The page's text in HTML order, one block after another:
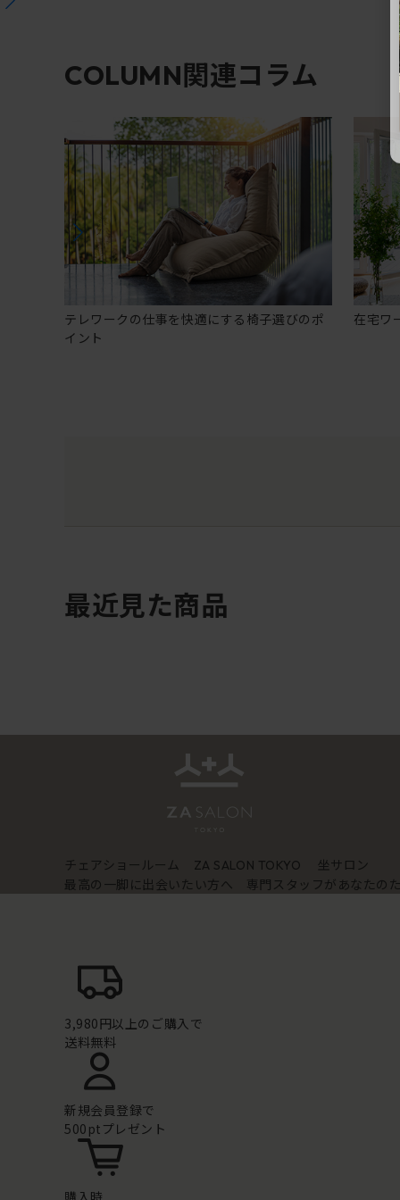
COLUMN関連コラム
テレワークの仕事を快適にする椅子選びのポ
イント
在宅ワ
最近見た商品
チェアショールーム ZA SALON TOKYO
坐サロン
最高の一脚に出会いたい方へ 専門スタッフがあなたの
3,980円以上のご購入で
送料無料
新規会員登録で
500ptプレゼント